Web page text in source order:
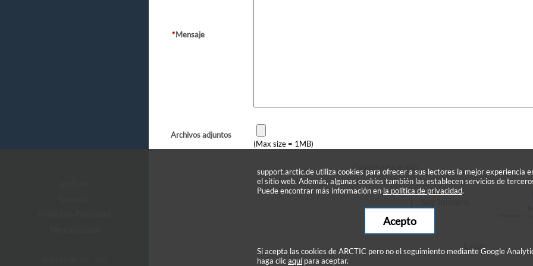
*Mensaje
Archivos adjuntos
(Max size = 1MB)
* Campos requeridos
support.arctic.de utiliza cookies para ofrecer a sus lectores la mejor experiencia
el sitio web. Además, algunas cookies también las establecen servicios de
Puede encontrar más información en la política de privacidad.
Acepto
Si acepta las cookies de ARCTIC pero no el seguimiento mediante Google
haga clicaquípara aceptar.